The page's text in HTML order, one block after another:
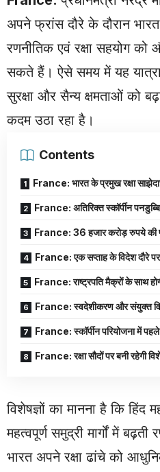
अपने फ्रांस दौरे के दौरान
रणनीतिक एवं रक्षा सहयोग
सकते हैं। ऐसे समय में यह यात्रा
सुरक्षा और सैन्य क्षमताओं को
कदम उठा रहा है।
Contents
France: भारत के प्रमुख रक्षा
France: अतिरिक्त स्कॉर्पीन
France: 36 हजार करोड़ रुपये की
France: एक सप्ताह के विदेश दौरे पर
France: राष्ट्रपति मैक्रों के साथ
France: स्वदेशीकरण और संयुक्त
France: स्कॉर्पीन परियोजना में
France: रक्षा सौदों पर बनी रहेगी
विशेषज्ञों का मानना है कि हिंद
महत्वपूर्ण समुद्री मार्गों में
भारत अपने रक्षा ढांचे को